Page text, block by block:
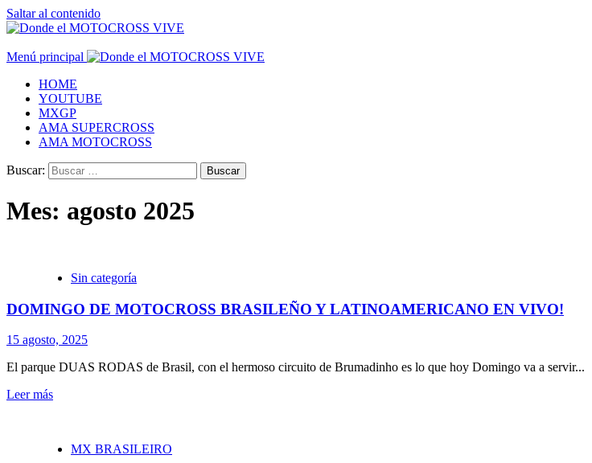
Saltar al contenido
Menú principal
HOME
YOUTUBE
MXGP
AMA SUPERCROSS
AMA MOTOCROSS
Buscar:
Mes: agosto 2025
Sin categoría
DOMINGO DE MOTOCROSS BRASILEÑO Y LATINOAMERICANO EN VIVO!
15 agosto, 2025
El parque DUAS RODAS de Brasil, con el hermoso circuito de Brumadinho es lo que hoy Domingo va a servir...
Leer más
MX BRASILEIRO